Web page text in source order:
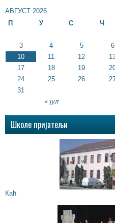
АВГУСТ 2026.
П
У С Ч
« јул
3
4 5 6
10
11 12
17
18 19
24
25 26
31
Школе пријатељи
Каћ